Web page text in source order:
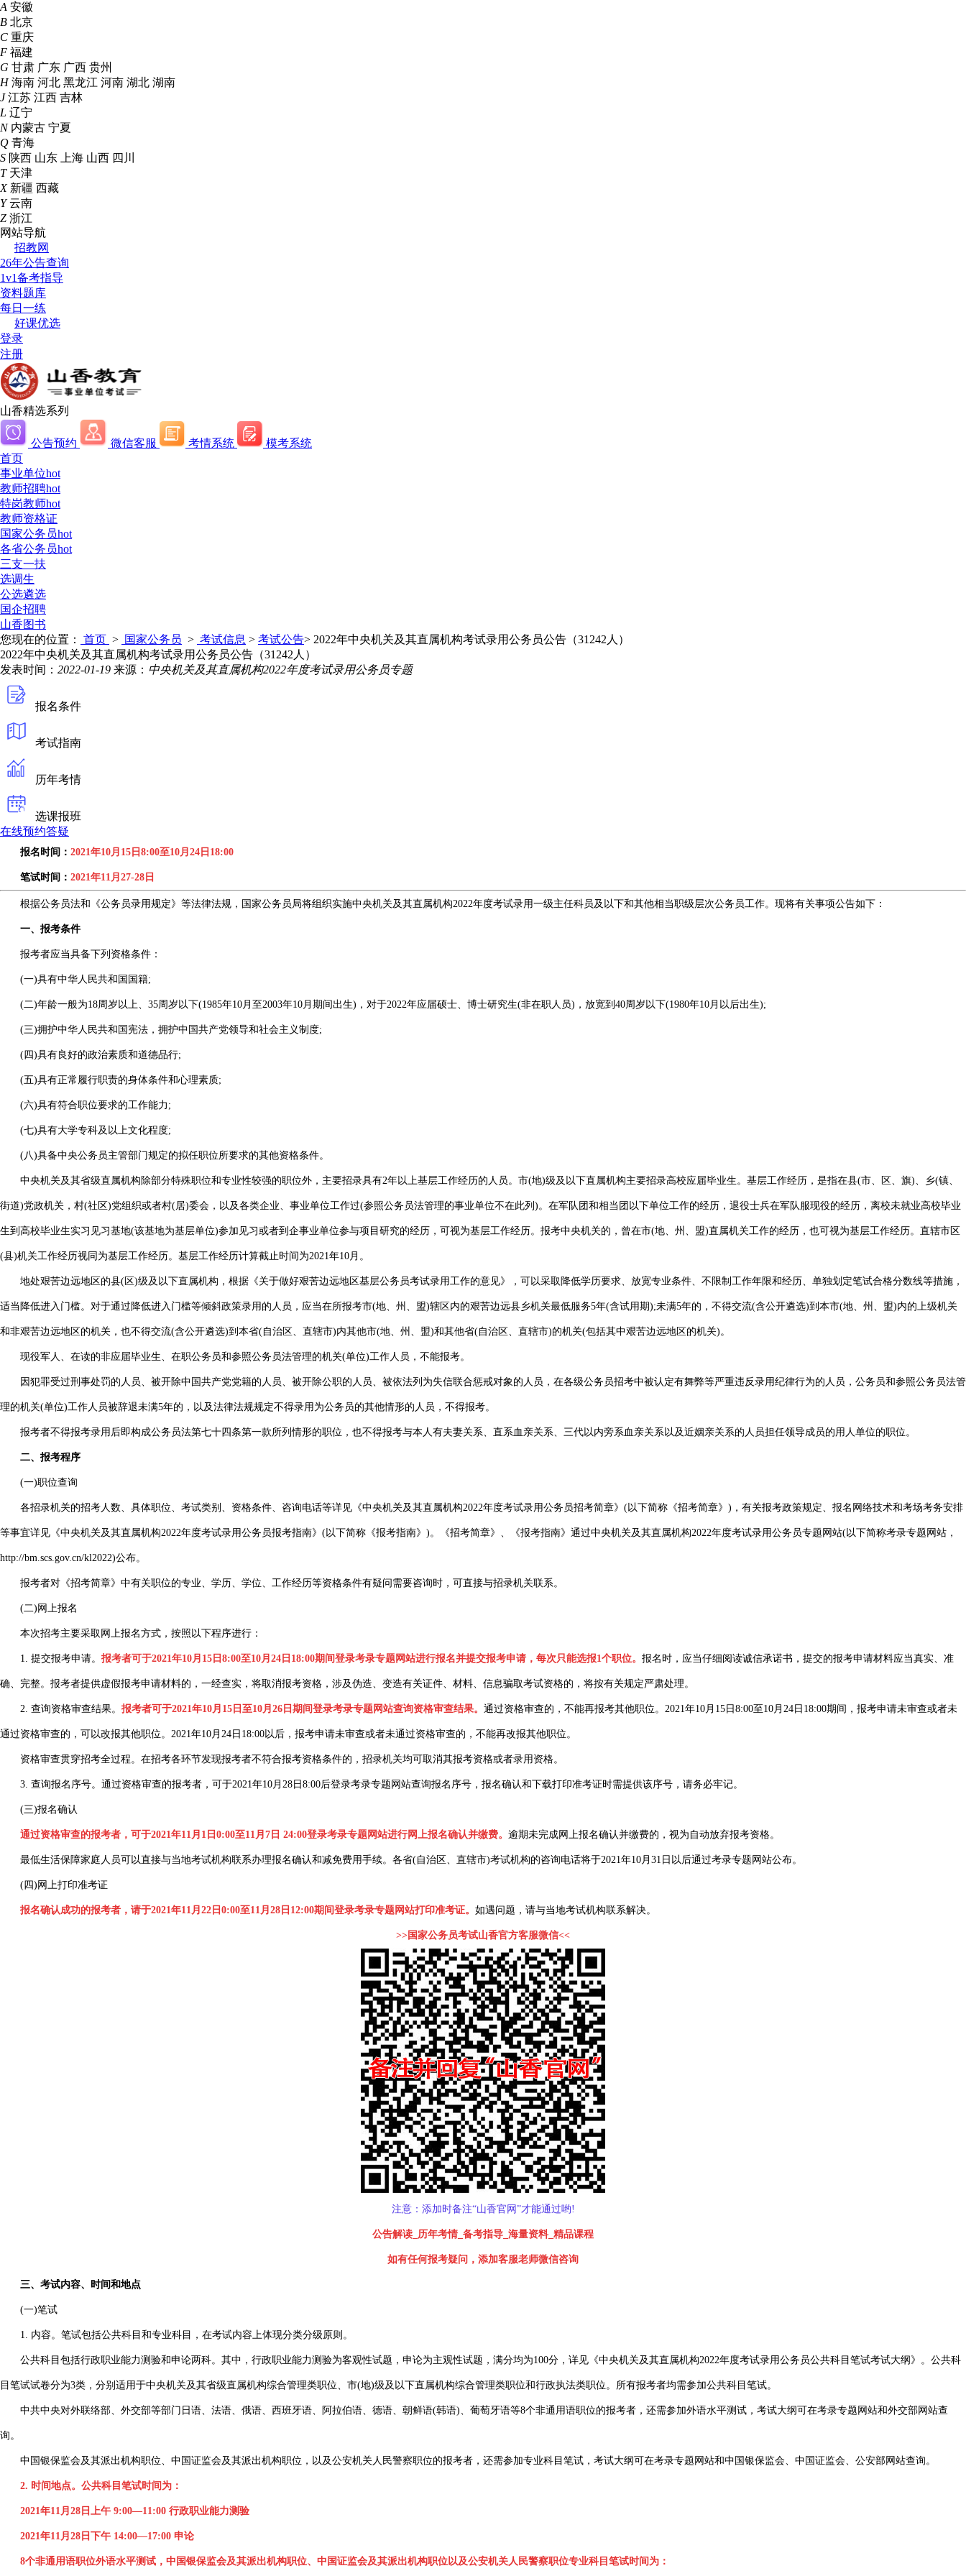
A 安徽
B 北京
C 重庆
F 福建
G 甘肃 广东 广西 贵州
H 海南 河北 黑龙江 河南 湖北 湖南
J 江苏 江西 吉林
L 辽宁
N 内蒙古 宁夏
Q 青海
S 陕西 山东 上海 山西 四川
T 天津
X 新疆 西藏
Y 云南
Z 浙江
网站导航
招教网
26年公告查询
1v1备考指导
资料题库
每日一练
好课优选
登录
注册
山香精选系列
公告预约 微信客服 考情系统
模考系统
首页
事业单位hot
教师招聘hot
特岗教师hot
教师资格证
国家公务员hot
各省公务员hot
三支一扶
选调生
公选遴选
国企招聘
山香图书
您现在的位置：
首页 > 国家公务员 > 考试信息 > 考试公告> 2022年中央机关及其直属机构考试录用公务员公告（31242人）
2022年中央机关及其直属机构考试录用公务员公告（31242人）
发表时间： 2022-01-19 来源： 中央机关及其直属机构2022年度考试录用公务员专题
报名条件
考试指南
历年考情
选课报班
在线预约答疑
报名时间： 2021年10月15日8:00至10月24日18:00
笔试时间： 2021年11月27-28日
根据公务员法和《公务员录用规定》等法律法规，国家公务员局将组织实施中央机关及其直属机构2022年度考试录用一级主任科员及以下和其他相当职级层次公务员工作。现将有关事项公告如下：
一、报考条件
报考者应当具备下列资格条件：
(一)具有中华人民共和国国籍;
(二)年龄一般为18周岁以上、35周岁以下(1985年10月至2003年10月期间出生)，对于2022年应届硕士、博士研究生(非在职人员)，放宽到40周岁以下(1980年10月以后出生);
(三)拥护中华人民共和国宪法，拥护中国共产党领导和社会主义制度;
(四)具有良好的政治素质和道德品行;
(五)具有正常履行职责的身体条件和心理素质;
(六)具有符合职位要求的工作能力;
(七)具有大学专科及以上文化程度;
(八)具备中央公务员主管部门规定的拟任职位所要求的其他资格条件。
中央机关及其省级直属机构除部分特殊职位和专业性较强的职位外，主要招录具有2年以上基层工作经历的人员。市(地)级及以下直属机构主要招录高校应届毕业生。基层工作经历，是指在县(市、区、旗)、乡(镇、
街道)党政机关，村(社区)党组织或者村(居)委会，以及各类企业、事业单位工作过(参照公务员法管理的事业单位不在此列)。在军队团和相当团以下单位工作的经历，退役士兵在军队服现役的经历，离校未就业高校毕业
生到高校毕业生实习见习基地(该基地为基层单位)参加见习或者到企事业单位参与项目研究的经历，可视为基层工作经历。报考中央机关的，曾在市(地、州、盟)直属机关工作的经历，也可视为基层工作经历。直辖市区
(县)机关工作经历视同为基层工作经历。基层工作经历计算截止时间为2021年10月。
地处艰苦边远地区的县(区)级及以下直属机构，根据《关于做好艰苦边远地区基层公务员考试录用工作的意见》，可以采取降低学历要求、放宽专业条件、不限制工作年限和经历、单独划定笔试合格分数线等措施，
适当降低进入门槛。对于通过降低进入门槛等倾斜政策录用的人员，应当在所报考市(地、州、盟)辖区内的艰苦边远县乡机关最低服务5年(含试用期);未满5年的，不得交流(含公开遴选)到本市(地、州、盟)内的上级机关
和非艰苦边远地区的机关，也不得交流(含公开遴选)到本省(自治区、直辖市)内其他市(地、州、盟)和其他省(自治区、直辖市)的机关(包括其中艰苦边远地区的机关)。
现役军人、在读的非应届毕业生、在职公务员和参照公务员法管理的机关(单位)工作人员，不能报考。
因犯罪受过刑事处罚的人员、被开除中国共产党党籍的人员、被开除公职的人员、被依法列为失信联合惩戒对象的人员，在各级公务员招考中被认定有舞弊等严重违反录用纪律行为的人员，公务员和参照公务员法管
理的机关(单位)工作人员被辞退未满5年的，以及法律法规规定不得录用为公务员的其他情形的人员，不得报考。
报考者不得报考录用后即构成公务员法第七十四条第一款所列情形的职位，也不得报考与本人有夫妻关系、直系血亲关系、三代以内旁系血亲关系以及近姻亲关系的人员担任领导成员的用人单位的职位。
二、报考程序
(一)职位查询
各招录机关的招考人数、具体职位、考试类别、资格条件、咨询电话等详见《中央机关及其直属机构2022年度考试录用公务员招考简章》(以下简称《招考简章》)，有关报考政策规定、报名网络技术和考场考务安排
等事宜详见《中央机关及其直属机构2022年度考试录用公务员报考指南》(以下简称《报考指南》)。《招考简章》、《报考指南》通过中央机关及其直属机构2022年度考试录用公务员专题网站(以下简称考录专题网站，
http://bm.scs.gov.cn/kl2022)公布。
报考者对《招考简章》中有关职位的专业、学历、学位、工作经历等资格条件有疑问需要咨询时，可直接与招录机关联系。
(二)网上报名
本次招考主要采取网上报名方式，按照以下程序进行：
1. 提交报考申请。 报考者可于2021年10月15日8:00至10月24日18:00期间登录考录专题网站进行报名并提交报考申请，每次只能选报1个职位。 报名时，应当仔细阅读诚信承诺书，提交的报考申请材料应当真实、准
确、完整。报考者提供虚假报考申请材料的，一经查实，将取消报考资格，涉及伪造、变造有关证件、材料、信息骗取考试资格的，将按有关规定严肃处理。
2. 查询资格审查结果。 报考者可于2021年10月15日至10月26日期间登录考录专题网站查询资格审查结果。 通过资格审查的，不能再报考其他职位。2021年10月15日8:00至10月24日18:00期间，报考申请未审查或者未
通过资格审查的，可以改报其他职位。2021年10月24日18:00以后，报考申请未审查或者未通过资格审查的，不能再改报其他职位。
资格审查贯穿招考全过程。在招考各环节发现报考者不符合报考资格条件的，招录机关均可取消其报考资格或者录用资格。
3. 查询报名序号。通过资格审查的报考者，可于2021年10月28日8:00后登录考录专题网站查询报名序号，报名确认和下载打印准考证时需提供该序号，请务必牢记。
(三)报名确认
通过资格审查的报考者，可于2021年11月1日0:00至11月7日 24:00登录考录专题网站进行网上报名确认并缴费。 逾期未完成网上报名确认并缴费的，视为自动放弃报考资格。
最低生活保障家庭人员可以直接与当地考试机构联系办理报名确认和减免费用手续。各省(自治区、直辖市)考试机构的咨询电话将于2021年10月31日以后通过考录专题网站公布。
(四)网上打印准考证
报名确认成功的报考者，请于2021年11月22日0:00至11月28日12:00期间登录考录专题网站打印准考证。 如遇问题，请与当地考试机构联系解决。
>>国家公务员考试山香官方客服微信<<
注意：添加时备注“山香官网”才能通过哟!
公告解读_历年考情_备考指导_海量资料_精品课程
如有任何报考疑问，添加客服老师微信咨询
三、考试内容、时间和地点
(一)笔试
1. 内容。笔试包括公共科目和专业科目，在考试内容上体现分类分级原则。
公共科目包括行政职业能力测验和申论两科。其中，行政职业能力测验为客观性试题，申论为主观性试题，满分均为100分，详见《中央机关及其直属机构2022年度考试录用公务员公共科目笔试考试大纲》。公共科
目笔试试卷分为3类，分别适用于中央机关及其省级直属机构综合管理类职位、市(地)级及以下直属机构综合管理类职位和行政执法类职位。所有报考者均需参加公共科目笔试。
中共中央对外联络部、外交部等部门日语、法语、俄语、西班牙语、阿拉伯语、德语、朝鲜语(韩语)、葡萄牙语等8个非通用语职位的报考者，还需参加外语水平测试，考试大纲可在考录专题网站和外交部网站查
询。
中国银保监会及其派出机构职位、中国证监会及其派出机构职位，以及公安机关人民警察职位的报考者，还需参加专业科目笔试，考试大纲可在考录专题网站和中国银保监会、中国证监会、公安部网站查询。
2. 时间地点。公共科目笔试时间为：
2021年11月28日上午 9:00—11:00 行政职业能力测验
2021年11月28日下午 14:00—17:00 申论
8个非通用语职位外语水平测试，中国银保监会及其派出机构职位、中国证监会及其派出机构职位以及公安机关人民警察职位专业科目笔试时间为：